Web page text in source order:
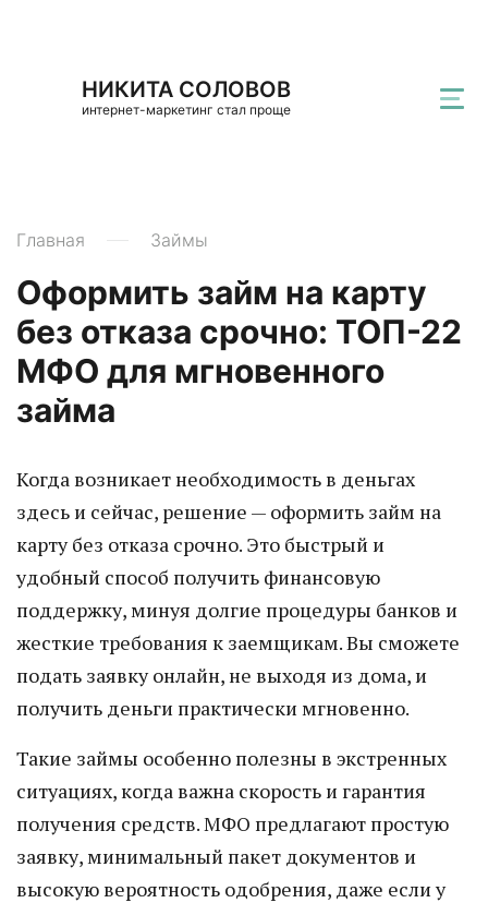
НИКИТА СОЛОВОВ
интернет-маркетинг стал проще
Главная Займы
Оформить займ на карту
без отказа срочно: ТОП-22
МФО для мгновенного
займа
Когда возникает необходимость в деньгах
здесь и сейчас, решение — оформить займ на
карту без отказа срочно. Это быстрый и
удобный способ получить финансовую
поддержку, минуя долгие процедуры банков и
жесткие требования к заемщикам. Вы сможете
подать заявку онлайн, не выходя из дома, и
получить деньги практически мгновенно.
Такие займы особенно полезны в экстренных
ситуациях, когда важна скорость и гарантия
получения средств. МФО предлагают простую
заявку, минимальный пакет документов и
высокую вероятность одобрения, даже если у